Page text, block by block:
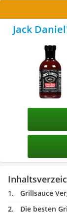
Jack
Grillsauce
Die besten